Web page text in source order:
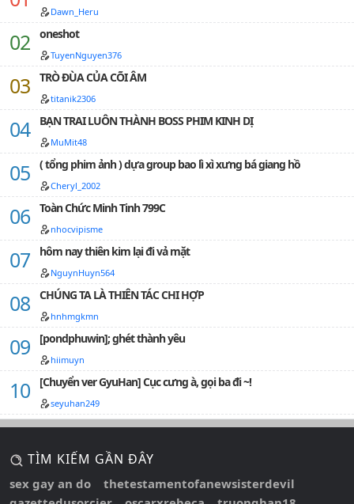
Dawn_Heru
oneshot
TuyenNguyen376
TRÒ ĐÙA CỦA CÕI ÂM
titanik2306
BẠN TRAI LUÔN THÀNH BOSS PHIM KINH DỊ
MuMit48
( tổng phim ảnh ) dựa group bao lì xì xưng bá giang hồ
Cheryl_2002
Toàn Chức Minh Tinh 799C
nhocvipisme
hôm nay thiên kim lại đi vả mặt
NguynHuyn564
CHÚNG TA LÀ THIÊN TÁC CHI HỢP
hnhmgkmn
[pondphuwin]; ghét thành yêu
hiimuyn
[Chuyển ver GyuHan] Cục cưng à, gọi ba đi ~!
seyuhan249
TÌM KIẾM GẦN ĐÂY
sex gay an do
thetestamentofanewsisterdevil